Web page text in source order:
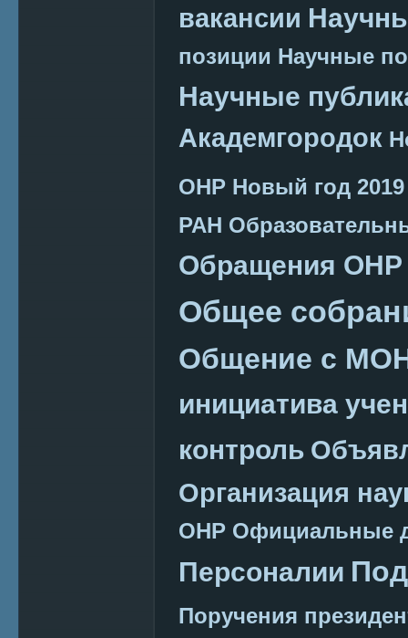
вакансии
позиции Научные
Научные
Академгородок
ОНР Новый год 2019
РАН
Обращения ОНР
Общее
Общение с
инициатива
контроль
Организация
ОНР Официальные
Персоналии
Поручения